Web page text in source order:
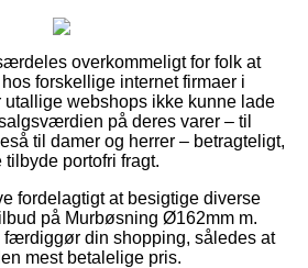
overkommeligt for folk at
forskellige internet firmaer i
utallige webshops ikke kunne lade
på deres varer – til
til damer og herrer – betragteligt,
portofri fragt.
fordelagtigt at besigtige diverse
på Murbøsning Ø162mm m.
færdiggør din shopping, således at
mest betalelige pris.